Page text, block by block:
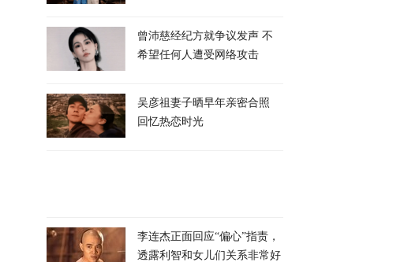
曾沛慈经纪方就争议发声 不
希望任何人遭受网络攻击
吴彦祖妻子晒早年亲密合照
回忆热恋时光
李连杰正面回应“偏心”指责，
透露利智和女儿们关系非常好